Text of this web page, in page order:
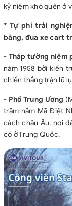
kỷ niệm khó quên ở
* Tự phí trải
băng, đua xe cart
- Tháp tưởng niệm
năm 1958 bởi kiến
chiến thắng trận lũ
- Phố Trung Ương
trăm năm Mã Điệt
cách châu Âu, nơi
có ở Trung Quốc.